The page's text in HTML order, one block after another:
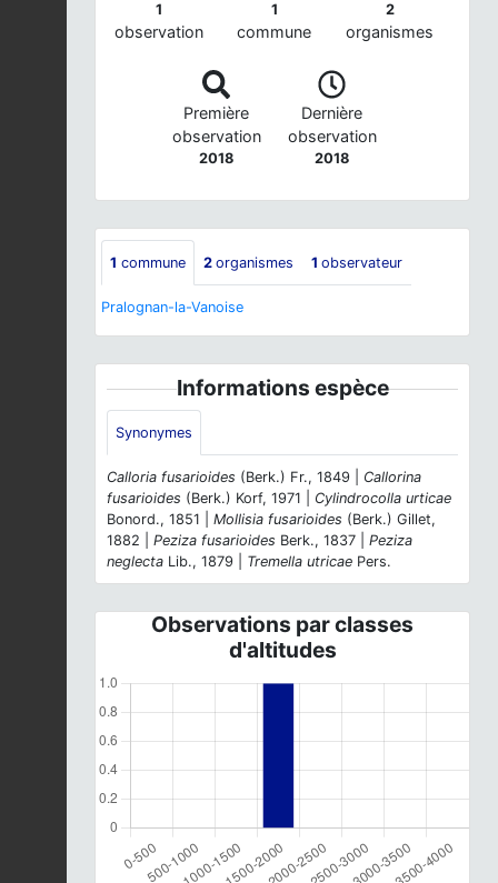
1
observation
1
commune
2
organismes
Première
observation
2018
Dernière
observation
2018
1 commune 2 organismes 1 observateur
Pralognan-la-Vanoise
Informations espèce
Synonymes
Calloria fusarioides (Berk.) Fr., 1849 | Callorina
fusarioides (Berk.) Korf, 1971 | Cylindrocolla urticae
Bonord., 1851 | Mollisia fusarioides (Berk.) Gillet,
1882 | Peziza fusarioides Berk., 1837 | Peziza
neglecta Lib., 1879 | Tremella utricae Pers.
Observations par classes
d'altitudes